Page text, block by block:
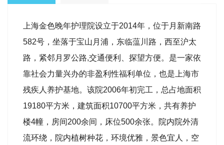
上海金色晚年护理院设立于2014年，位于月新南路
582号，坐落于宝山月浦，东临蕰川路，西至沪太
路，紧邻月罗公路,交通便利、探望方便。是一家依
靠社会力量兴办的非盈利性福利单位，也是上海市
残疾人养护基地。该院2006年初完工，总占地面积
19180平方米，建筑面积10700平方米，共有养护
楼4幢，房间200余间，床位500余张。院内院外清
流环绕，院内植树种花，环境优雅，景色宜人，空